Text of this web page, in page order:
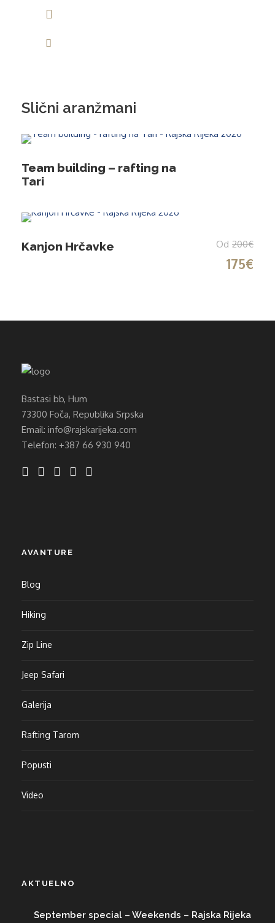
Slični aranžmani
Team building – rafting na
Tari
Kanjon Hrčavke Od 200€
175€
Bastasi bb, Hum
73300 Foča, Republika Srpska
Email: info@rajskarijeka.com
Telefon: +387 66 930 940
AVANTURE
Blog
Hiking
Zip Line
Jeep Safari
Galerija
Rafting Tarom
Popusti
Video
AKTUELNO
September special – Weekends – Rajska Rijeka